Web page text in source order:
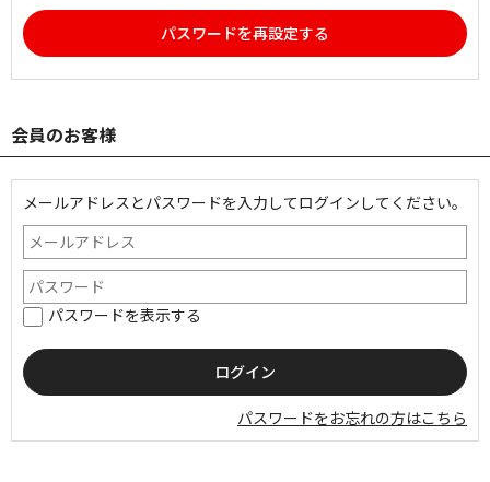
パスワードを再設定する
会員のお客様
メールアドレスとパスワードを入力してログインしてください。
パスワードを表示する
パスワードをお忘れの方はこちら